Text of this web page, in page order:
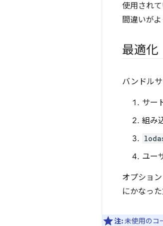
使用され
間違いがよ
最適化
バンドル
サー
組み
ユー
オプショ
にかなっ
注:未使用のコ